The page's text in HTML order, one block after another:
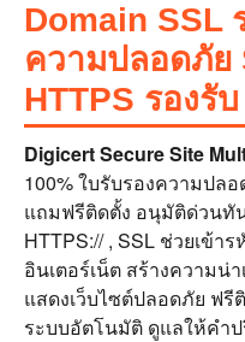
Domain SSL
ความปลอดภัย
HTTPS รองรั
Digicert Secure Site
100% ใบรับรองความปล
แถมฟรีติดตั้ง อนุมัติด่วนทั
HTTPS:// , SSL ช่วยเข้า
อินเตอร์เน็ต สร้างความน่
แสดงเว็บไซต์ปลอดภัย ฟ
ระบบอัตโนมัติ ดูแลให้คำ